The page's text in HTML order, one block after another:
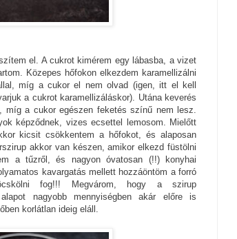
el. A cukrot kimérem egy lábasba, a vizet
Közepes hőfokon elkezdem karamellizálni
míg a cukor el nem olvad (igen, itt el kell
a cukrot karamellizáláskor). Utána keverés
míg a cukor egészen feketés színű nem lesz.
képződnek, vizes ecsettel lemosom. Mielőtt
kicsit csökkentem a hőfokot, és alaposan
akkor van készen, amikor elkezd füstölni
a tűzről, és nagyon óvatosan (!!) konyhai
kavargatás mellett hozzáöntöm a forró
fog!!! Megvárom, hogy a szirup
nagyobb mennyiségben akár előre is
korlátlan ideig eláll.